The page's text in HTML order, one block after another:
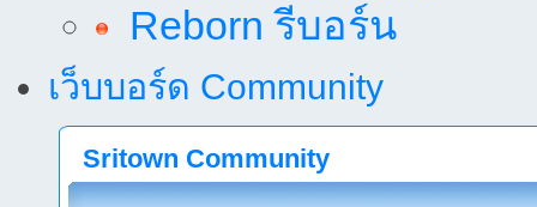
Reborn รีบอร์น
เว็บบอร์ด Community
Sritown Community